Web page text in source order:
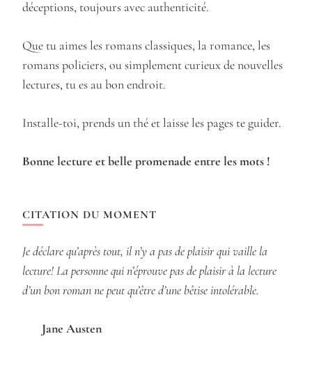
déceptions, toujours avec authenticité.
Que tu aimes les romans classiques, la romance, les
romans policiers, ou simplement curieux de nouvelles
lectures, tu es au bon endroit.
Installe-toi, prends un thé et laisse les pages te guider.
Bonne lecture et belle promenade entre les mots !
CITATION DU MOMENT
Je déclare qu’après tout, il n’y a pas de plaisir qui vaille la
lecture! La personne qui n’éprouve pas de plaisir à la lecture
d’un bon roman ne peut qu’être d’une bêtise intolérable.
Jane Austen